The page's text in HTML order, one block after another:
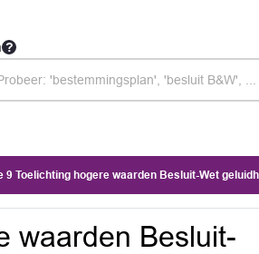
Toelichting hogere waarden Besluit-Wet geluidhinder, bouwveld 10A
waarden Besluit-